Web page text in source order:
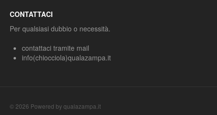
CONTATTACI
Per qualsiasi dubbio o necessità.
contattaci tramite mail
info(chiocciola)qualazampa.it
© 2026 Powered by qualazampa.it